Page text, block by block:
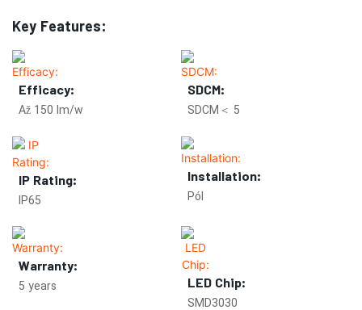
Key Features:
Efficacy:
Až 150 lm/w
SDCM:
SDCM＜ 5
IP Rating:
IP65
Installation:
Pól
Warranty:
5 years LED Chip:
SMD3030